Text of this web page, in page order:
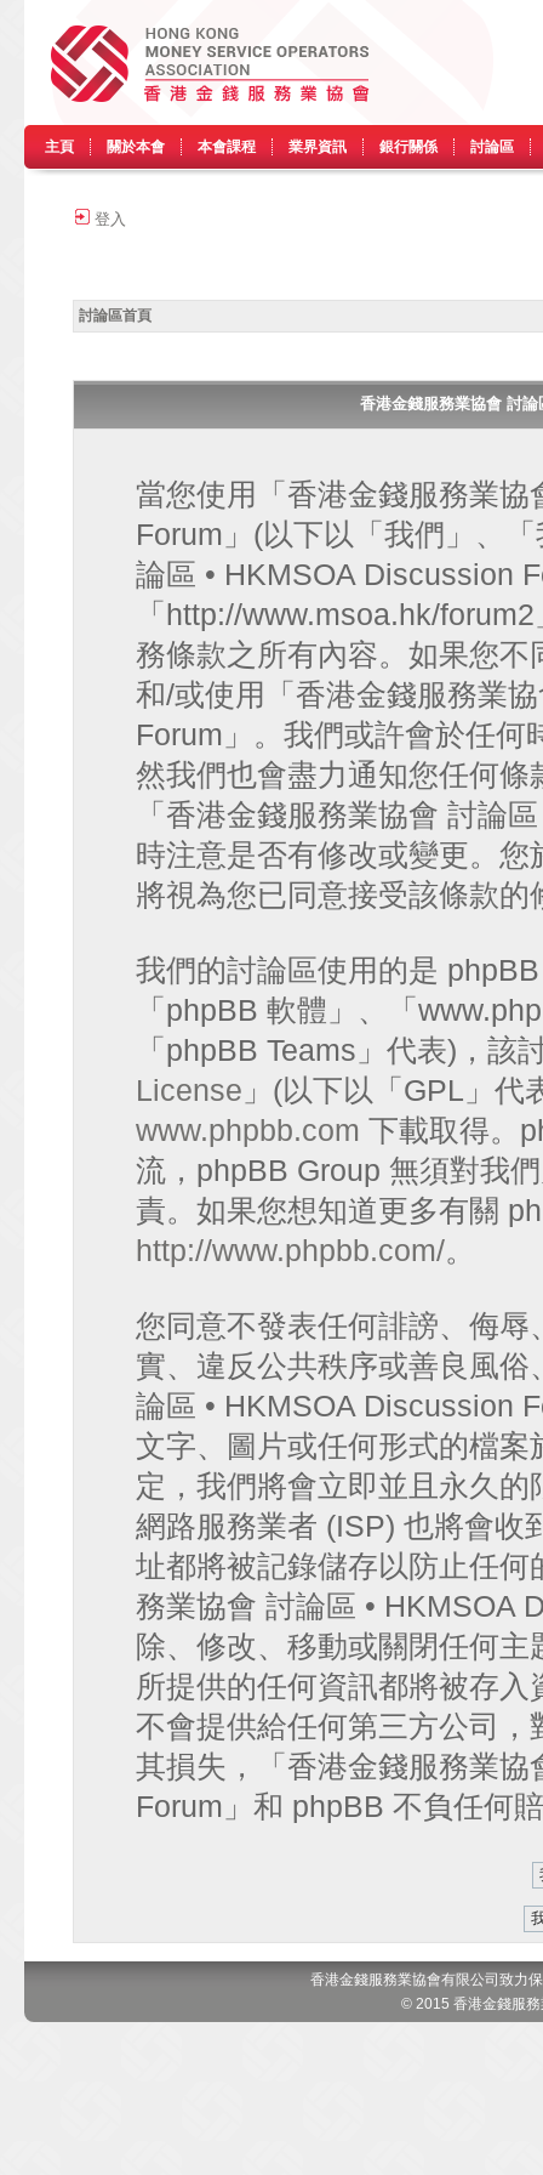
主頁 關於本會 本會課程 業界資訊 銀行關係 討論區
登入
討論區首頁
香港金錢服務業協會 討
當您使用「香港金錢服務業
Forum」(以下以「我們」、
論區 • HKMSOA Discussion
「http://www.msoa.hk/
務條款之所有內容。如果您
和/或使用「香港金錢服務業
Forum」。我們或許會於任何
然我們也會盡力通知您任何
「香港金錢服務業協會 討論
時注意是否有修改或變更。
將視為您已同意接受該條款的
我們的討論區使用的是
「phpBB 軟體」、「
「phpBB Teams」代表)，該
License 」(以下以「GPL」代
www.phpbb.com 下載取得。
流，phpBB Group 無須對我
責。如果您想知道更多有關
http://www.phpbb.com/。
您同意不發表任何誹謗、侮
實、違反公共秩序或善良風
論區 • HKMSOA Discussion
文字、圖片或任何形式的檔
定，我們將會立即並且永久
網路服務業者 (ISP) 也將會收
址都將被記錄儲存以防止任
務業協會 討論區 • HKMSOA
除、修改、移動或關閉任何
所提供的任何資訊都將被存
不會提供給任何第三方公司
其損失，「香港金錢服務業
Forum」和 phpBB 不負任何
香港金錢服務業協會有限公司致力
© 2015 香港金錢服